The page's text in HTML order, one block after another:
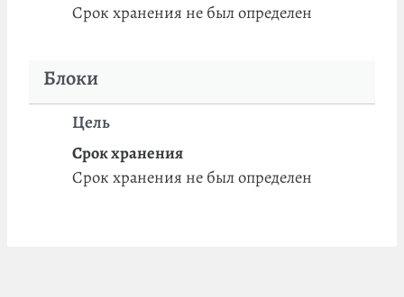
Срок хранения не был определен
Блоки
Цель
Срок хранения
Срок хранения не был определен